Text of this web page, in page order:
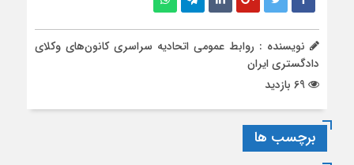
نویسنده : روابط عمومی اتحادیه سراسری کانون‌های وکلای
دادگستری ایران
برچسب ها